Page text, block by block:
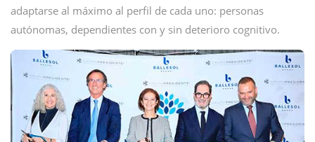
adaptarse al máximo al perfil de cada uno: personas
autónomas, dependientes con y sin deterioro cognitivo.